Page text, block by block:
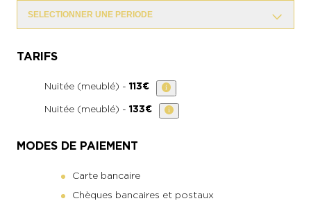
SELECTIONNER UNE PERIODE
TARIFS
Nuitée (meublé) - 113€
Nuitée (meublé) - 133€
MODES DE PAIEMENT
Carte bancaire
Chèques bancaires et postaux